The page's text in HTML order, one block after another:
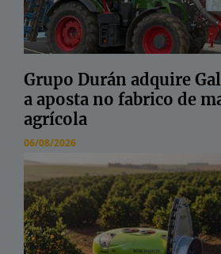
Grupo Durán adquire
a aposta no fabrico de
agrícola
06/08/2026